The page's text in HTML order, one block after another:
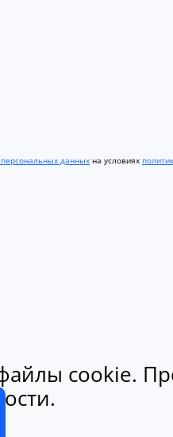
персональных данных на условиях
cookie.